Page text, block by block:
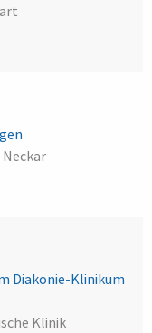
Diakonie-Klinikum
Klinik